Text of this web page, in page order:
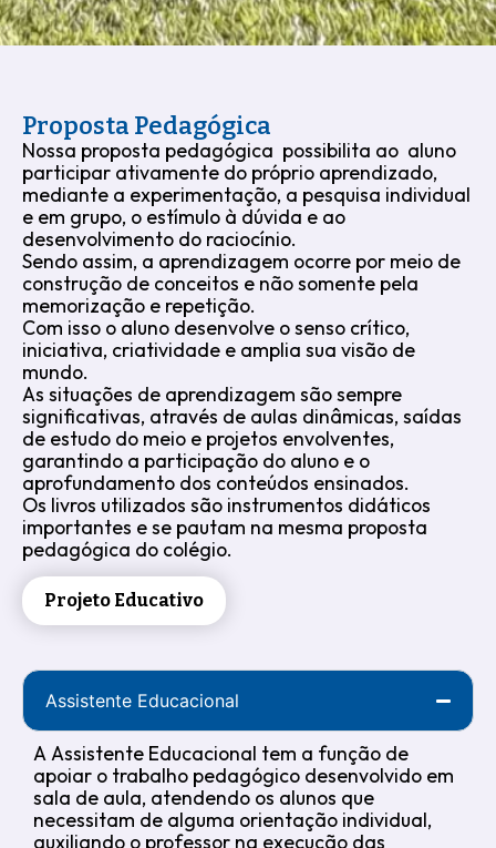
Proposta Pedagógica
Nossa proposta pedagógica possibilita ao aluno
participar ativamente do próprio aprendizado,
mediante a experimentação, a pesquisa individual
e em grupo, o estímulo à dúvida e ao
desenvolvimento do raciocínio.
Sendo assim, a aprendizagem ocorre por meio de
construção de conceitos e não somente pela
memorização e repetição.
Com isso o aluno desenvolve o senso crítico,
iniciativa, criatividade e amplia sua visão de
mundo.
As situações de aprendizagem são sempre
significativas, através de aulas dinâmicas, saídas
de estudo do meio e projetos envolventes,
garantindo a participação do aluno e o
aprofundamento dos conteúdos ensinados.
Os livros utilizados são instrumentos didáticos
importantes e se pautam na mesma proposta
pedagógica do colégio.
Projeto Educativo
Assistente Educacional
A Assistente Educacional tem a função de
apoiar o trabalho pedagógico desenvolvido em
sala de aula, atendendo os alunos que
necessitam de alguma orientação individual,
auxiliando o professor na execução das